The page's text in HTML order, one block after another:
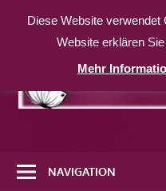
Inhalt
weitereNAVIGATION
Diese Website
Website erklären
Mehr